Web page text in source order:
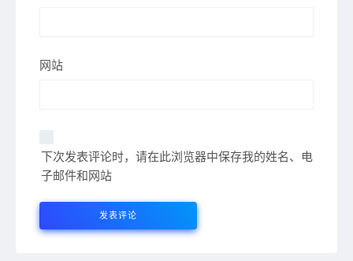
网站
下次发表评论时，请在此浏览器中保存我的姓名、电
子邮件和网站